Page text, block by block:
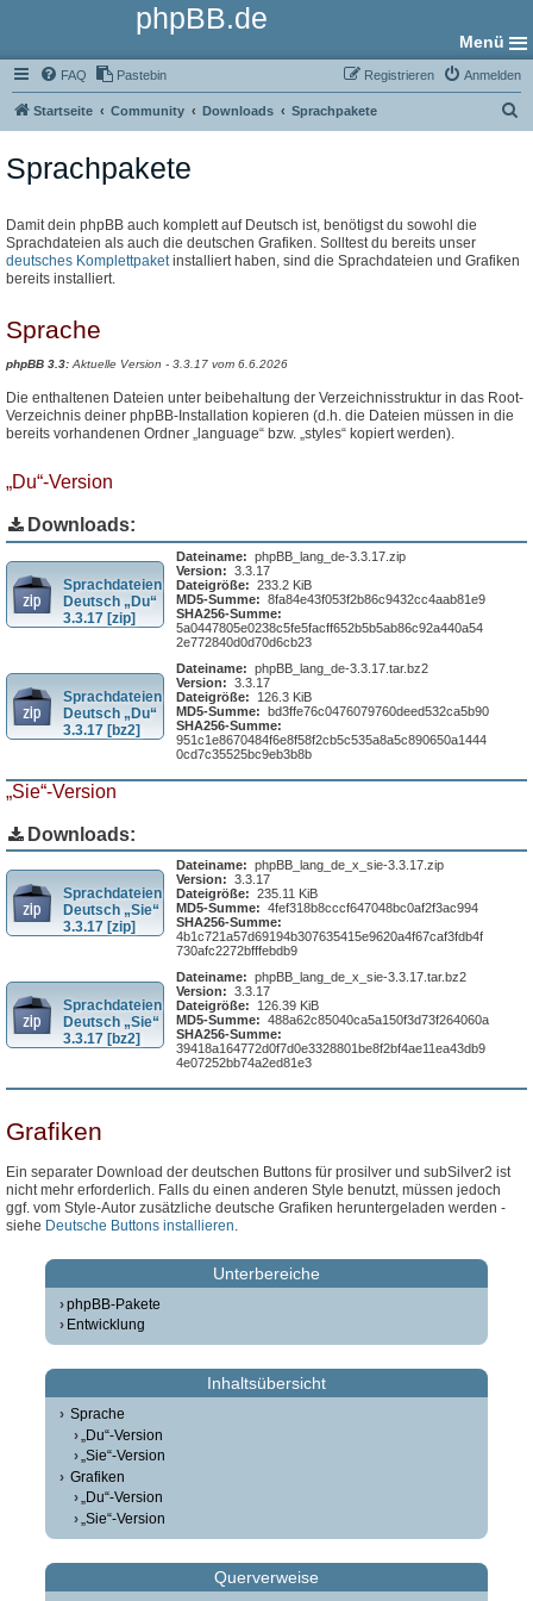
phpBB.de
Menü
FAQ Pastebin Anmelden
Registrieren
Startseite Community Downloads Sprachpakete
Sprachpakete
Damit dein phpBB auch komplett auf Deutsch ist, benötigst du sowohl die
Sprachdateien als auch die deutschen Grafiken. Solltest du bereits unser
deutsches Komplettpaketinstalliert haben, sind die Sprachdateien und Grafiken
bereits installiert.
Sprache
phpBB 3.3:Aktuelle Version - 3.3.17 vom 6.6.2026
Die enthaltenen Dateien unter beibehaltung der Verzeichnisstruktur in das Root-
Verzeichnis deiner phpBB-Installation kopieren (d.h. die Dateien müssen in die
bereits vorhandenen Ordner „language“ bzw. „styles“ kopiert werden).
„Du“-Version
Downloads:
Sprachdateien
Deutsch „Du“
3.3.17 [zip]
Dateiname: phpBB_lang_de-3.3.17.zip
Version: 3.3.17
Dateigröße: 233.2 KiB
MD5-Summe: 8fa84e43f053f2b86c9432cc4aab81e9
SHA256-Summe:
5a0447805e0238c5fe5facff652b5b5ab86c92a440a54
2e772840d0d70d6cb23
Sprachdateien
Deutsch „Du“
3.3.17 [bz2]
Dateiname: phpBB_lang_de-3.3.17.tar.bz2
Version: 3.3.17
Dateigröße:
126.3 KiB
MD5-Summe: bd3ffe76c0476079760deed532ca5b90
SHA256-Summe:
951c1e8670484f6e8f58f2cb5c535a8a5c890650a1444
0cd7c35525bc9eb3b8b
„Sie“-Version
Downloads:
Sprachdateien
Deutsch „Sie“
3.3.17 [zip]
Dateiname: phpBB_lang_de_x_sie-3.3.17.zip
Version: 3.3.17
Dateigröße: 235.11 KiB
MD5-Summe: 4fef318b8cccf647048bc0af2f3ac994
SHA256-Summe:
4b1c721a57d69194b307635415e9620a4f67caf3fdb4f
730afc2272bfffebdb9
Sprachdateien
Deutsch „Sie“
3.3.17 [bz2]
Dateiname: phpBB_lang_de_x_sie-3.3.17.tar.bz2
Version: 3.3.17
Dateigröße:
126.39 KiB
MD5-Summe: 488a62c85040ca5a150f3d73f264060a
SHA256-Summe:
39418a164772d0f7d0e3328801be8f2bf4ae11ea43db9
4e07252bb74a2ed81e3
Grafiken
Ein separater Download der deutschen Buttons für prosilver und subSilver2 ist
nicht mehr erforderlich. Falls du einen anderen Style benutzt, müssen jedoch
ggf. vom Style-Autor zusätzliche deutsche Grafiken heruntergeladen werden -
siehe Deutsche Buttons installieren.
Unterbereiche
phpBB-Pakete
Entwicklung
Inhaltsübersicht
Sprache
„Du“-Version
„Sie“-Version
Grafiken
„Du“-Version
„Sie“-Version
Querverweise